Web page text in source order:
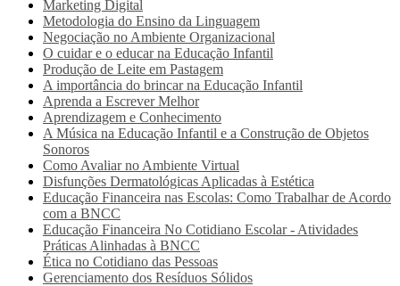
Marketing Digital
Metodologia do Ensino da Linguagem
Negociação no Ambiente Organizacional
O cuidar e o educar na Educação Infantil
Produção de Leite em Pastagem
A importância do brincar na Educação Infantil
Aprenda a Escrever Melhor
Aprendizagem e Conhecimento
A Música na Educação Infantil e a Construção de Objetos
Sonoros
Como Avaliar no Ambiente Virtual
Disfunções Dermatológicas Aplicadas à Estética
Educação Financeira nas Escolas: Como Trabalhar de Acordo
com a BNCC
Educação Financeira No Cotidiano Escolar - Atividades
Práticas Alinhadas à BNCC
Ética no Cotidiano das Pessoas
Gerenciamento dos Resíduos Sólidos